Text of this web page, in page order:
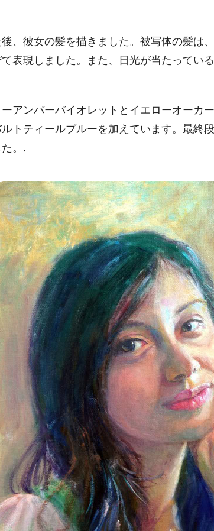
、彼女の髪を描きました。被写体の髪は
表現しました。また、日光が当たってい
アンバーバイオレットとイエローオーカ
トティールブルーを加えています。最終
。.